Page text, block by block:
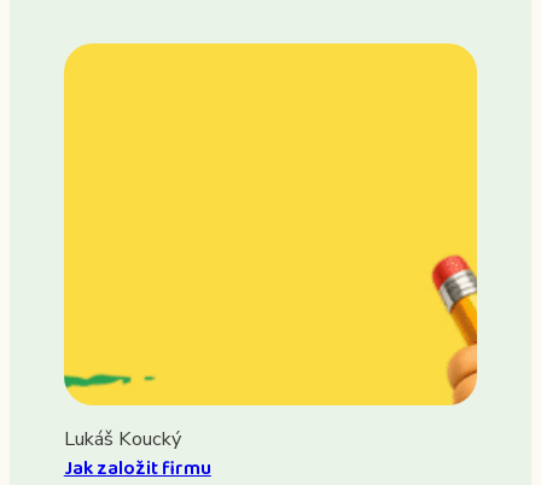
Lukáš Koucký
Jak založit firmu